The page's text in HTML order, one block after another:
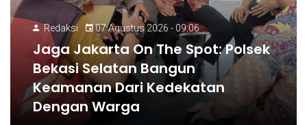
Redaksi 07 Agustus 2026 - 09:06
Jaga Jakarta On The Spot: Polsek
Bekasi Selatan Bangun
Keamanan Dari Kedekatan
Dengan Warga